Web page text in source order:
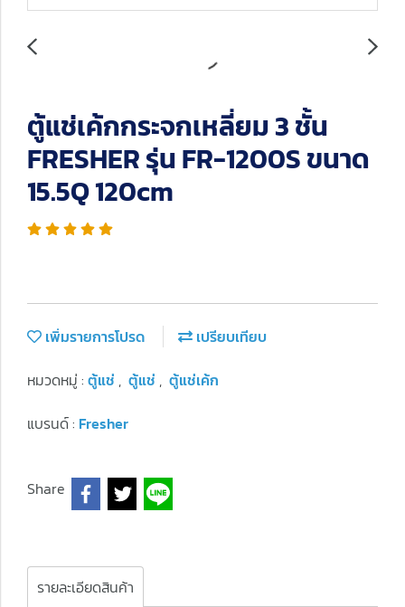
ตู้แช่เค้กกระจกเหลี่ยม 3 ชั้น
FRESHER รุ่น FR-1200S ขนาด
15.5Q 120cm
เพิ่มรายการโปรด
เปรียบเทียบ
หมวดหมู่ : ตู้แช่ , ตู้แช่ , ตู้แช่เค้ก
แบรนด์ : Fresher
Share
รายละเอียดสินค้า